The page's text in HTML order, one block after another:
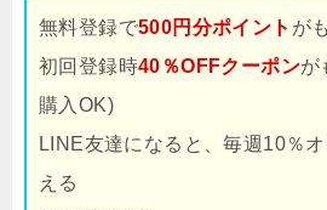
無料登録で500円分ポイント が
初回登録時40％OFFクーポンが
購入OK)
LINE友達になると、毎週10％
える